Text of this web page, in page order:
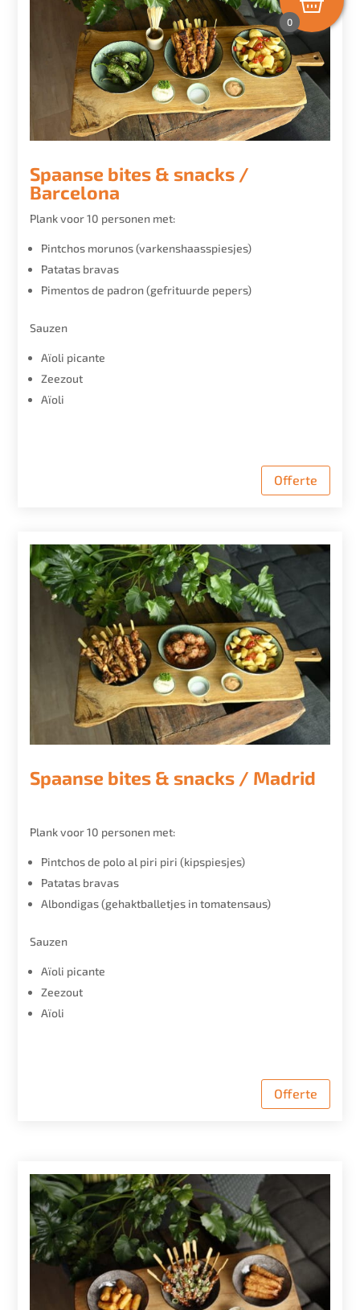
Spaanse bites & snacks /
Barcelona
Plank voor 10 personen met:
Pintchos morunos (varkenshaasspiesjes)
Patatas bravas
Pimentos de padron (gefrituurde pepers)
Sauzen
Aïoli picante
Zeezout
Aïoli
Offerte
Spaanse bites & snacks / Madrid
Plank voor 10 personen met:
Pintchos de polo al piri piri (kipspiesjes)
Patatas bravas
Albondigas (gehaktballetjes in tomatensaus)
Sauzen
Aïoli picante
Zeezout
Aïoli
Offerte
0